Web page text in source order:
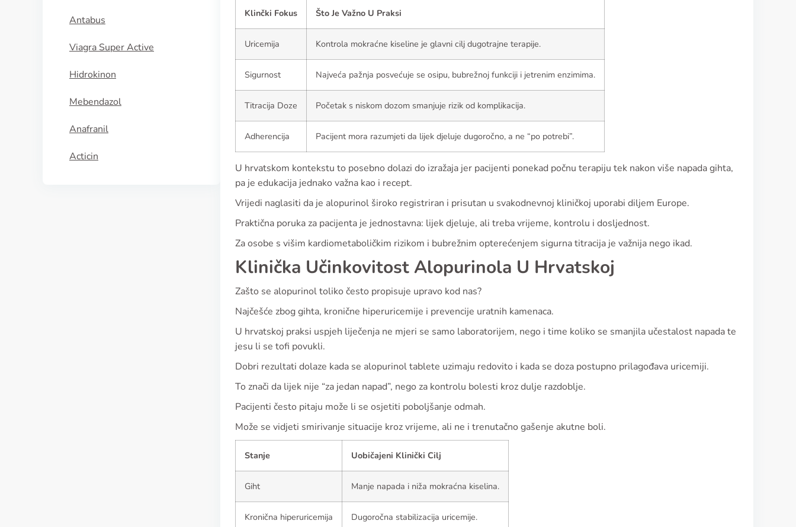
Antabus
Viagra Super Active
Hidrokinon
Mebendazol
Anafranil
Acticin
Klinčki Fokus Što Je Važno U Praksi
Uricemija Kontrola mokraćne kiseline je glavni cilj dugotrajne terapije.
Sigurnost Najveća pažnja posvećuje se osipu, bubrežnoj funkciji i jetrenim enzimima.
Titracija Doze Početak s niskom dozom smanjuje rizik od komplikacija.
Adherencija Pacijent mora razumjeti da lijek djeluje dugoročno, a ne “po potrebi”.
U hrvatskom kontekstu to posebno dolazi do izražaja jer pacijenti ponekad počnu terapiju tek nakon više napada gihta,
pa je edukacija jednako važna kao i recept.
Vrijedi naglasiti da je alopurinol široko registriran i prisutan u svakodnevnoj kliničkoj uporabi diljem Europe.
Praktična poruka za pacijenta je jednostavna: lijek djeluje, ali treba vrijeme, kontrolu i dosljednost.
Za osobe s višim kardiometaboličkim rizikom i bubrežnim opterećenjem sigurna titracija je važnija nego ikad.
Klinička Učinkovitost Alopurinola U Hrvatskoj
Zašto se alopurinol toliko često propisuje upravo kod nas?
Najčešće zbog gihta, kronične hiperuricemije i prevencije uratnih kamenaca.
U hrvatskoj praksi uspjeh liječenja ne mjeri se samo laboratorijem, nego i time koliko se smanjila učestalost napada te
jesu li se tofi povukli.
Dobri rezultati dolaze kada se alopurinol tablete uzimaju redovito i kada se doza postupno prilagođava uricemiji.
To znači da lijek nije “za jedan napad”, nego za kontrolu bolesti kroz dulje razdoblje.
Pacijenti često pitaju može li se osjetiti poboljšanje odmah.
Može se vidjeti smirivanje situacije kroz vrijeme, ali ne i trenutačno gašenje akutne boli.
Stanje Uobičajeni Klinički Cilj
Giht Manje napada i niža mokraćna kiselina.
Kronična hiperuricemija Dugoročna stabilizacija uricemije.